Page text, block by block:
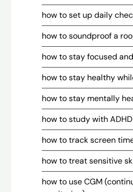
how to set up daily
how to soundproof a
how to stay focused
how to stay healthy
how to stay mentally
how to study with ADHD
how to track screen
how to treat sensitive
how to use CGM